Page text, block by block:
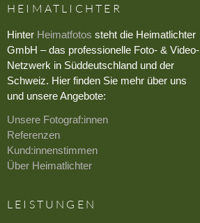
HEIMATLICHTER
Hinter Heimatfotos steht die Heimatlichter
GmbH – das professionelle Foto- & Video-
Netzwerk in Süddeutschland und der
Schweiz. Hier finden Sie mehr über uns
und unsere Angebote:
Unsere Fotograf:innen
Referenzen
Kund:innenstimmen
Über Heimatlichter
LEISTUNGEN